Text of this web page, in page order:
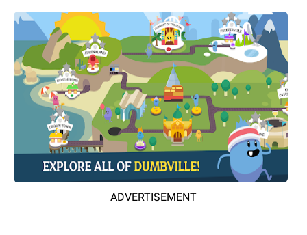
ADVERTISEMENT